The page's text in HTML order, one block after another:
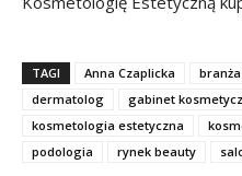
TAGI Anna Czaplicka
dermatolog
gabinet
kosmetologia estetyczna
podologia
rynek beauty